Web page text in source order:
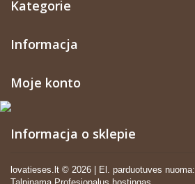
Kategorie
Informacja
lovatieses.lt © 2026 El. parduotuves nuoma:
Moje konto
Informacja o sklepie